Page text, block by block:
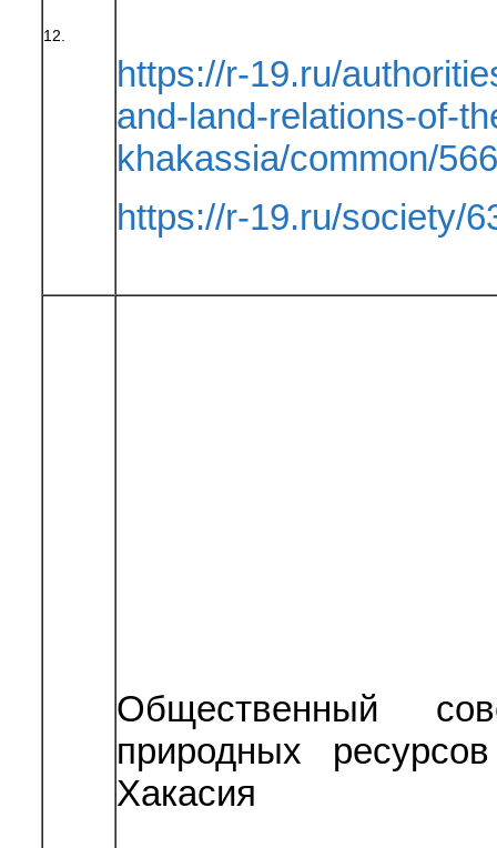
12.
https://r-19.ru/
and-land-relations-of-
khakassia/common/
https://r-19.ru/society/
Общественный
природных
Хакасия